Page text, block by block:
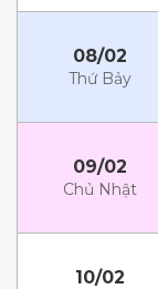
08/02
Thứ Bảy
09/02
Chủ Nhật
10/02